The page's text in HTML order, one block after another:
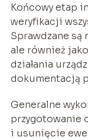
Końcowy etap
weryfikacji
Sprawdzane
ale również
działania
dokumentacją
Generalne
przygotowanie
i usunięcie